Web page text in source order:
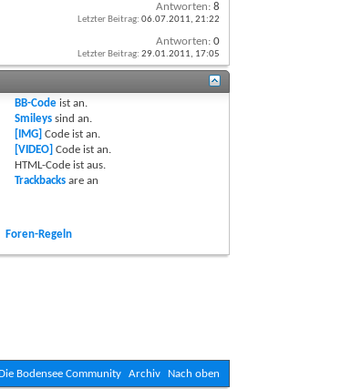
Antworten: 8
Letzter Beitrag: 06.07.2011, 21:22
Antworten: 0
Letzter Beitrag: 29.01.2011, 17:05
BB-Code istan.
Smileys sindan.
[IMG] Code istan.
[VIDEO] Code istan.
HTML-Code istaus.
Trackbacks arean
Foren-Regeln
Bodensee Community Archiv Nach oben